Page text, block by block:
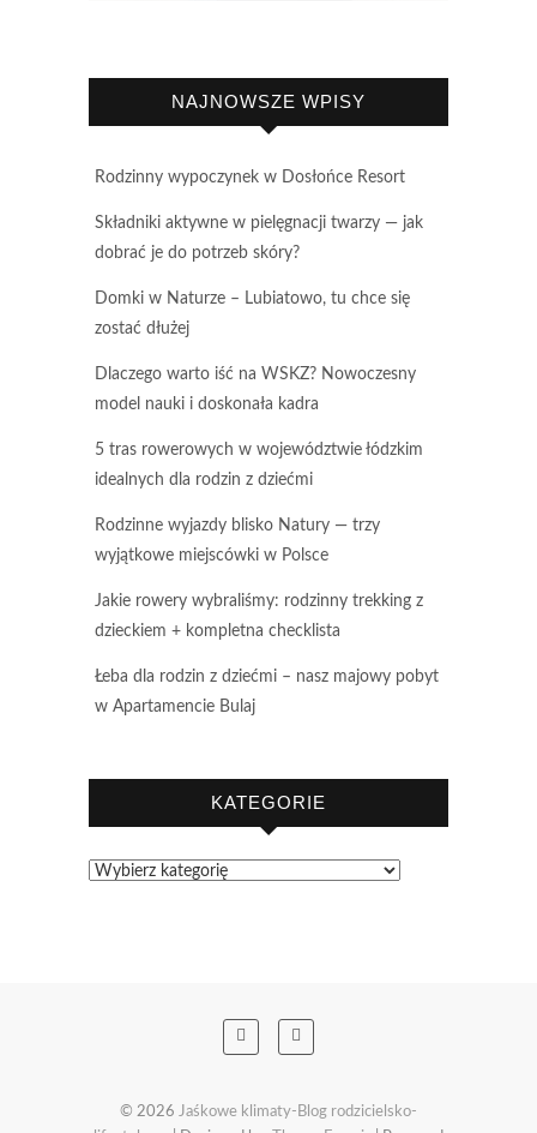
NAJNOWSZE WPISY
Rodzinny wypoczynek w Dosłońce Resort
Składniki aktywne w pielęgnacji twarzy — jak
dobrać je do potrzeb skóry?
Domki w Naturze – Lubiatowo, tu chce się
zostać dłużej
Dlaczego warto iść na WSKZ? Nowoczesny
model nauki i doskonała kadra
5 tras rowerowych w województwie łódzkim
idealnych dla rodzin z dziećmi
Rodzinne wyjazdy blisko Natury — trzy
wyjątkowe miejscówki w Polsce
Jakie rowery wybraliśmy: rodzinny trekking z
dzieckiem + kompletna checklista
Łeba dla rodzin z dziećmi – nasz majowy pobyt
w Apartamencie Bulaj
KATEGORIE
Kategorie
© 2026 Jaśkowe klimaty-Blog rodzicielsko-